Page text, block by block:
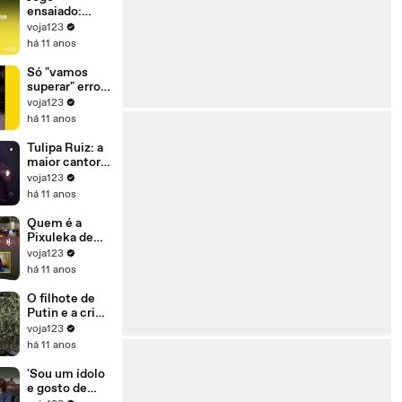
para se
manter no
poder'
ensaiado:
Dilma ganhou
ontem para
amanhã
voja123
há 11 anos
Só "vamos
superar" erros
(e crimes) se
Dilma sair do
voja123
há 11 anos
Tulipa Ruiz: a
maior cantora
da sua
geração
voja123
há 11 anos
Quem é a
Pixuleka de
Lula?
voja123
há 11 anos
O filhote de
Putin e a crise
de refugiados
voja123
há 11 anos
'Sou um ídolo
e gosto de